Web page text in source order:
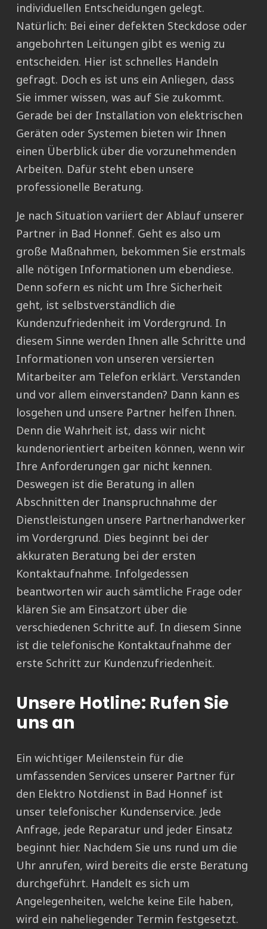
individuellen Entscheidungen gelegt.
Natürlich: Bei einer defekten Steckdose oder
angebohrten Leitungen gibt es wenig zu
entscheiden. Hier ist schnelles Handeln
gefragt. Doch es ist uns ein Anliegen, dass
Sie immer wissen, was auf Sie zukommt.
Gerade bei der Installation von elektrischen
Geräten oder Systemen bieten wir Ihnen
einen Überblick über die vorzunehmenden
Arbeiten. Dafür steht eben unsere
professionelle Beratung.
Je nach Situation variiert der Ablauf unserer
Partner in Bad Honnef. Geht es also um
große Maßnahmen, bekommen Sie erstmals
alle nötigen Informationen um ebendiese.
Denn sofern es nicht um Ihre Sicherheit
geht, ist selbstverständlich die
Kundenzufriedenheit im Vordergrund. In
diesem Sinne werden Ihnen alle Schritte und
Informationen von unseren versierten
Mitarbeiter am Telefon erklärt. Verstanden
und vor allem einverstanden? Dann kann es
losgehen und unsere Partner helfen Ihnen.
Denn die Wahrheit ist, dass wir nicht
kundenorientiert arbeiten können, wenn wir
Ihre Anforderungen gar nicht kennen.
Deswegen ist die Beratung in allen
Abschnitten der Inanspruchnahme der
Dienstleistungen unsere Partnerhandwerker
im Vordergrund. Dies beginnt bei der
akkuraten Beratung bei der ersten
Kontaktaufnahme. Infolgedessen
beantworten wir auch sämtliche Frage oder
klären Sie am Einsatzort über die
verschiedenen Schritte auf. In diesem Sinne
ist die telefonische Kontaktaufnahme der
erste Schritt zur Kundenzufriedenheit.
Unsere Hotline: Rufen Sie
uns an
Ein wichtiger Meilenstein für die
umfassenden Services unserer Partner für
den Elektro Notdienst in Bad Honnef ist
unser telefonischer Kundenservice. Jede
Anfrage, jede Reparatur und jeder Einsatz
beginnt hier. Nachdem Sie uns rund um die
Uhr anrufen, wird bereits die erste Beratung
durchgeführt. Handelt es sich um
Angelegenheiten, welche keine Eile haben,
wird ein naheliegender Termin festgesetzt.